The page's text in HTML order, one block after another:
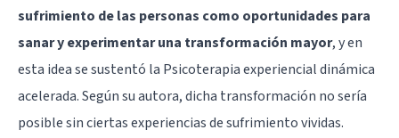
sufrimiento de las personas como oportunidades para
sanar y experimentar una transformación mayor, y en
esta idea se sustentó la Psicoterapia experiencial dinámica
acelerada. Según su autora, dicha transformación no sería
posible sin ciertas experiencias de sufrimiento vividas.